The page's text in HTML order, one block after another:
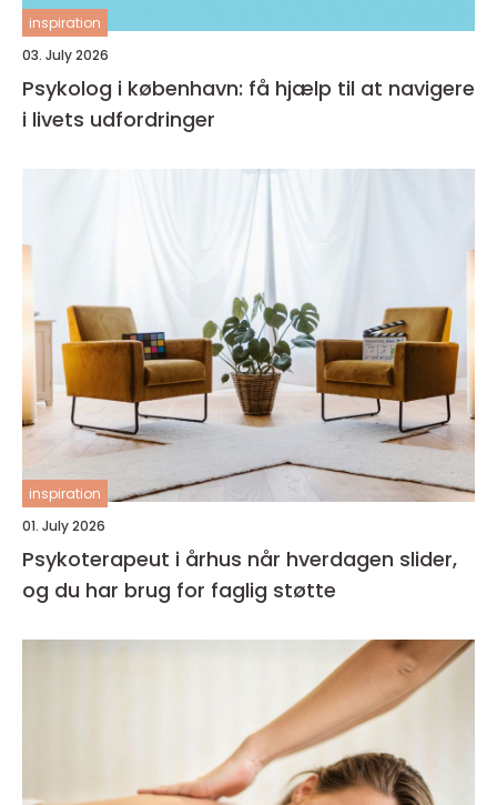
inspiration
03. July 2026
Psykolog i københavn: få hjælp til at navigere
i livets udfordringer
inspiration
01. July 2026
Psykoterapeut i århus når hverdagen slider,
og du har brug for faglig støtte